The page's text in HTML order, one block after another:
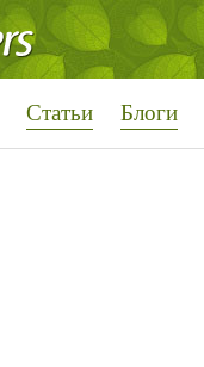
Статьи Блоги